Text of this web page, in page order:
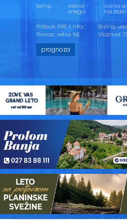
temp. visina
snega
visina
na stazi
Pritisak: 835.4 hPa
Pravac vetra: NE
Brzina
Vlažnost:
prognoza